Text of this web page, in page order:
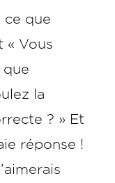
ce que
« Vous
la
? » Et
réponse !